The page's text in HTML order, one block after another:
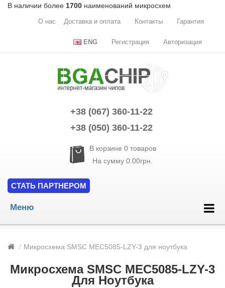
В наличии более 1700 наименований микросхем
О нас Доставка и оплата Контакты Гарантия
ENG Регистрация Авторизация
+38 (067) 360-11-22
+38 (050) 360-11-22
В корзине 0товаров
На сумму 0.00грн.
СТАТЬ ПАРТНЕРОМ
Меню
Микросхема SMSC MEC5085-LZY-3 для ноутбука
Микросхема SMSC MEC5085-LZY-3
Для Ноутбука